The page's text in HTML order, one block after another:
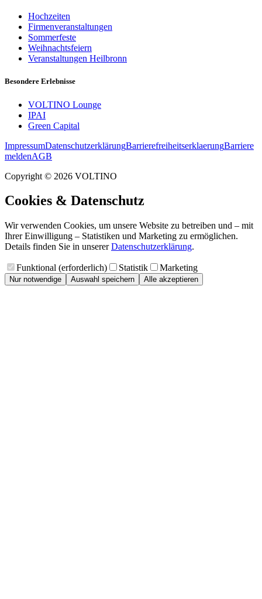
Hochzeiten
Firmenveranstaltungen
Sommerfeste
Weihnachtsfeiern
Veranstaltungen Heilbronn
Besondere Erlebnisse
VOLTINO Lounge
IPAI
Green Capital
ImpressumDatenschutzerklärungBarrierefreiheitserklaerungBarriere
meldenAGB
Copyright © 2026 VOLTINO
Cookies & Datenschutz
Wir verwenden Cookies, um unsere Website zu betreiben und – mit
Ihrer Einwilligung – Statistiken und Marketing zu ermöglichen.
Details finden Sie in unserer Datenschutzerklärung.
Funktional (erforderlich) Statistik Marketing
Nur notwendige Auswahl speichern Alle akzeptieren